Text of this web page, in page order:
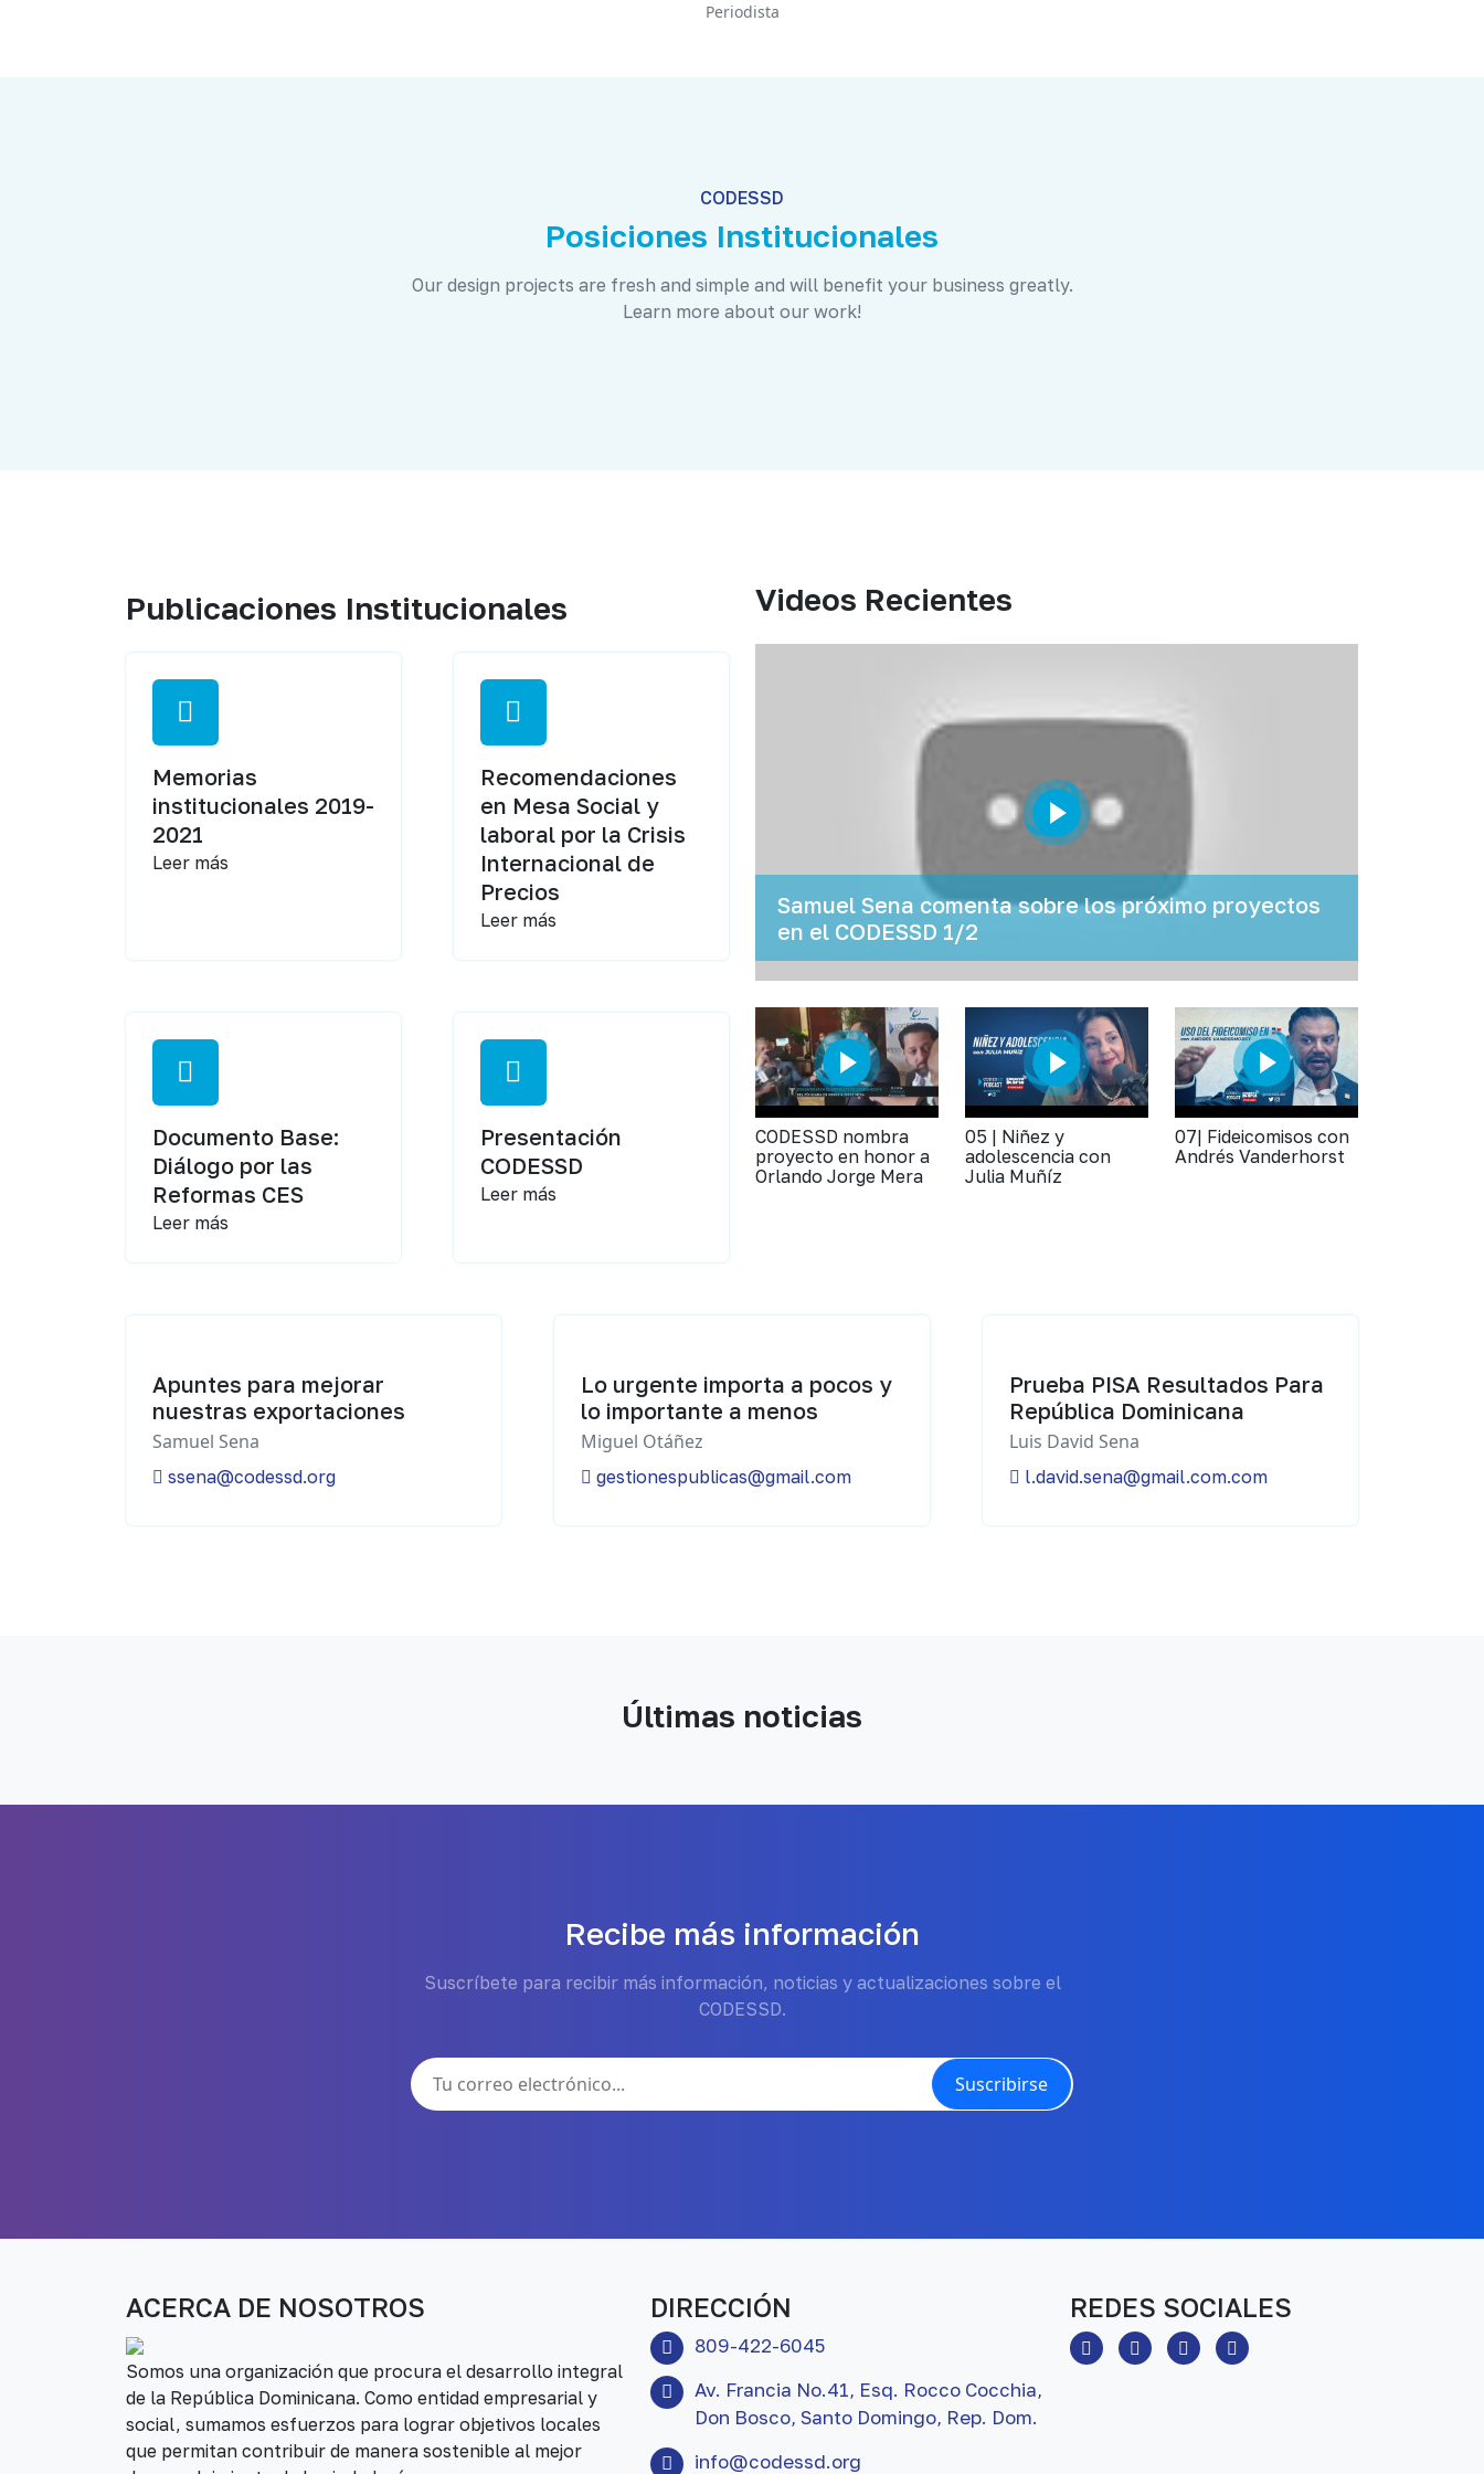
Periodista
CODESSD
Posiciones Institucionales
Our design projects are fresh and simple and will benefit your business greatly.
Learn more about our work!
Publicaciones Institucionales
Memorias
institucionales 2019-
2021
Leer más
Recomendaciones
en Mesa Social y
laboral por la Crisis
Internacional de
Precios
Leer más
Documento Base:
Diálogo por las
Reformas CES
Leer más
Presentación
CODESSD
Leer más
Videos Recientes
Samuel Sena comenta sobre los próximo proyectos
en el CODESSD 1/2
CODESSD nombra
proyecto en honor a
Orlando Jorge Mera
05 | Niñez y
adolescencia con
Julia Muñíz
07| Fideicomisos con
Andrés Vanderhorst
Apuntes para mejorar
nuestras exportaciones
Samuel Sena
ssena@codessd.org
Lo urgente importa a pocos y
lo importante a menos
Miguel Otáñez
gestionespublicas@gmail.com
Prueba PISA Resultados Para
República Dominicana
Luis David Sena
l.david.sena@gmail.com.com
Últimas noticias
Recibe más información
Suscríbete para recibir más información, noticias y actualizaciones sobre el
CODESSD.
Suscribirse
ACERCA DE NOSOTROS
Somos una organización que procura el desarrollo integral
de la República Dominicana. Como entidad empresarial y
social, sumamos esfuerzos para lograr objetivos locales
que permitan contribuir de manera sostenible al mejor
DIRECCIÓN
809-422-6045
Av. Francia No.41, Esq. Rocco Cocchia,
Don Bosco, Santo Domingo, Rep. Dom.
info@codessd.org
REDES SOCIALES